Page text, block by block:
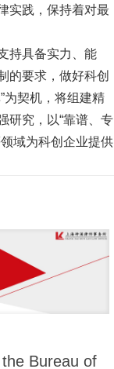
实践，保持着对最
持具备实力、能
的要求，做好科创
为契机，将组建精
研究，以“靠谱、专
域为科创企业提供
Bureau of